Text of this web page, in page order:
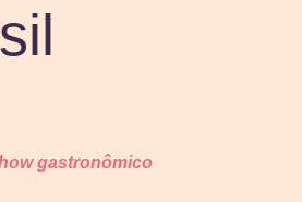
gastronômico